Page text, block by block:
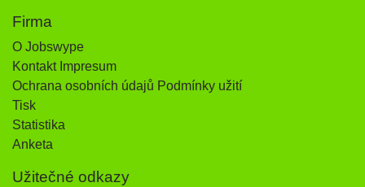
Firma
O Jobswype
Kontakt Impresum
Ochrana osobních údajů Podmínky užití
Tisk
Statistika
Anketa
Užitečné odkazy